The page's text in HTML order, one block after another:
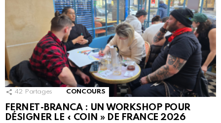
42 Partages CONCOURS
FERNET-BRANCA : UN WORKSHOP POUR
DÉSIGNER LE « COIN » DE FRANCE 2026